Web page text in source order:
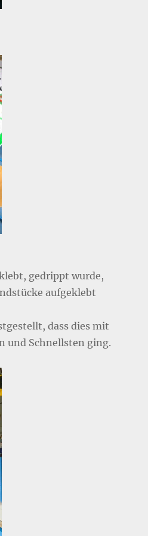
gedrippt wurde,
aufgeklebt
dass dies mit
und Schnellsten ging.